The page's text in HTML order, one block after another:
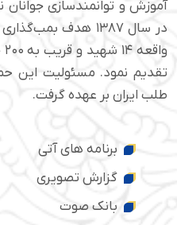
آموزش و توانمندسازی جوانان
در سال ۱۳۸۷ هدف
تقدیم نمود. مسئولیت این
طلب ایران بر عهده گرفت.
برنامه های آتی
گزارش تصویری
بانک صوت